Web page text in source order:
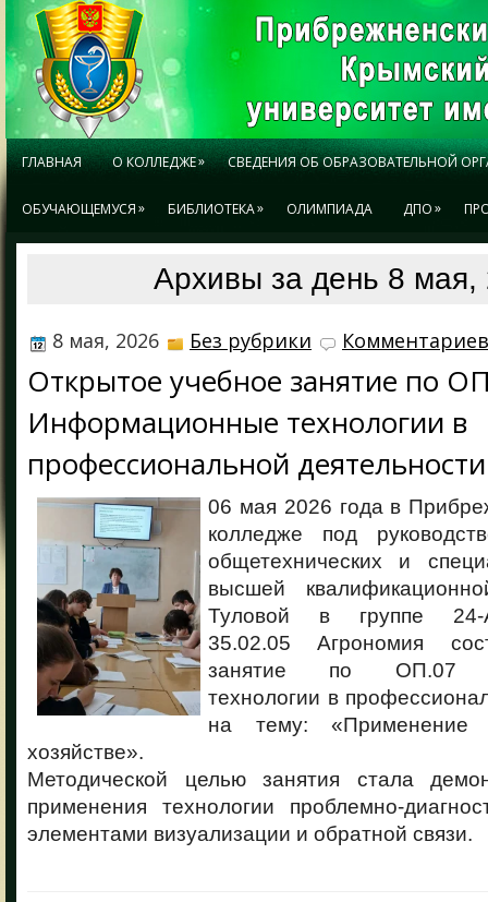
ГЛАВНАЯ О КОЛЛЕДЖЕ» СВЕДЕНИЯ ОБ ОБРАЗОВАТЕЛЬНОЙ
ОБУЧАЮЩЕМУСЯ» БИБЛИОТЕКА» ОЛИМПИАДА ДПО»
Архивы за день 8 мая,
8 мая, 2026 Без рубрики
Открытое учебное занятие по
Информационные технологии в
профессиональной деятельности
06 мая 2026 года в
колледже под
общетехнических и
высшей
Туловой в группе 24-
35.02.05 Агрономия
занятие по ОП.07
технологии в
на тему:
хозяйстве».
Методической целью занятия стала
применения технологии проблемно-
элементами визуализации и обратной связи.